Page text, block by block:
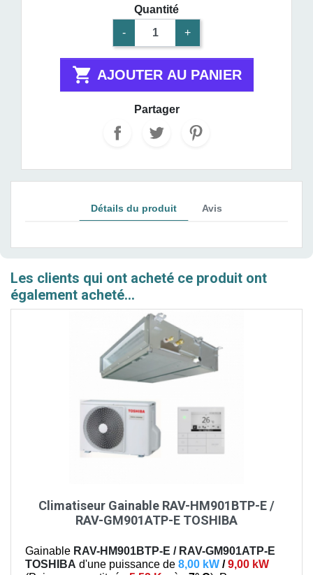
Quantité
-
+
 AJOUTER AU PANIER
Partager
Détails du produit Avis
Les clients qui ont acheté ce produit ont
également acheté...
Climatiseur Gainable RAV-HM901BTP-E /
RAV-GM901ATP-E TOSHIBA
Gainable RAV-HM901BTP-E / RAV-GM901ATP-E
TOSHIBA d'une puissance de 8,00 kW /9,00 kW